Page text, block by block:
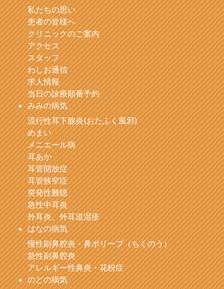
私たちの思い
患者の皆様へ
クリニックのご案内
アクセス
スタッフ
わしお通信
求人情報
当日の診療順番予約
みみの病気
流行性耳下腺炎(おたふく風邪)
めまい
メニエール病
耳あか
耳管開放症
耳管狭窄症
突発性難聴
急性中耳炎
外耳炎、外耳道湿疹
はなの病気
慢性副鼻腔炎・鼻ポリープ（ちくのう）
急性副鼻腔炎
アレルギー性鼻炎・花粉症
のどの病気